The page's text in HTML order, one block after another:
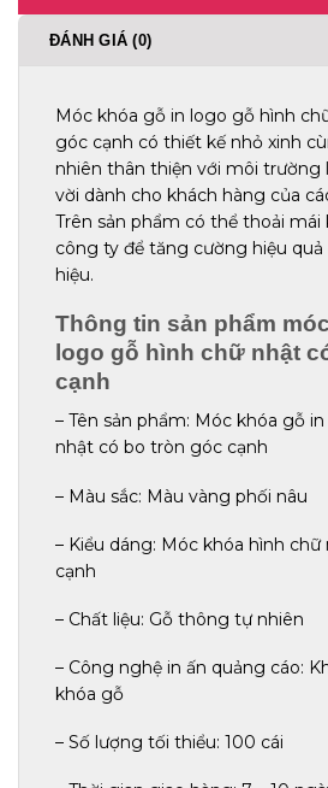
ĐÁNH GIÁ (0)
Móc khóa gỗ in logo gỗ hình
góc cạnh có thiết kế nhỏ xinh
nhiên thân thiện với môi trường
vời dành cho khách hàng của
Trên sản phẩm có thể thoải mái
công ty để tăng cường hiệu
hiệu.
Thông tin sản phẩm
logo gỗ hình chữ nhật
cạnh
– Tên sản phẩm: Móc khóa gỗ
nhật có bo tròn góc cạnh
– Màu sắc: Màu vàng phối nâu
– Kiểu dáng: Móc khóa hình
cạnh
– Chất liệu: Gỗ thông tự nhiên
– Công nghệ in ấn quảng cáo:
khóa gỗ
– Số lượng tối thiểu: 100 cái